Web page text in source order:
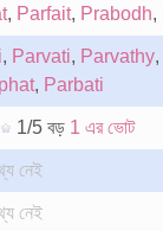
, Parfait, Prabodh,
, Parvati, Parvathy,
, Parbati
1/5 বড় 1 এর ভোট
নেই
নেই